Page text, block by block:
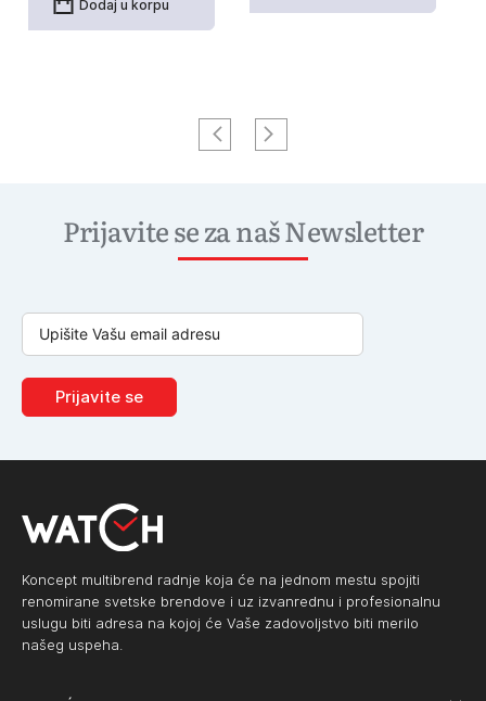
Dodaj u korpu
Prijavite se za naš Newsletter
Prijavite se
Koncept multibrend radnje koja će na jednom mestu spojiti
renomirane svetske brendove i uz izvanrednu i profesionalnu
uslugu biti adresa na kojoj će Vaše zadovoljstvo biti merilo
našeg uspeha.